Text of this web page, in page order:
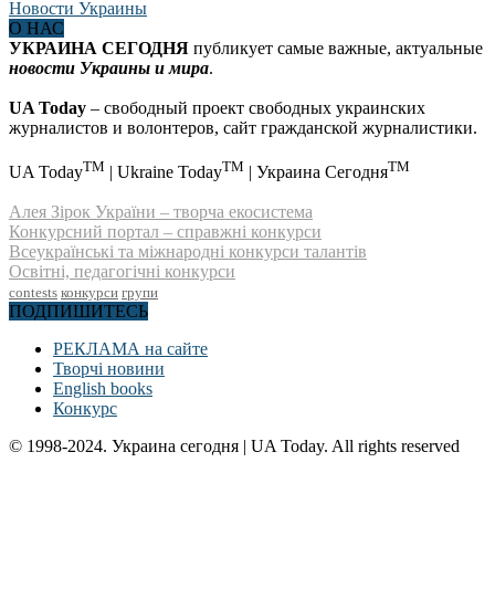
О НАС
УКРАИНА СЕГОДНЯ публикует самые важные, актуальные
новости Украины и мира.
UA Today – свободный проект свободных украинских
журналистов и волонтеров, сайт гражданской журналистики.
UA TodayTM | Ukraine TodayTM | Украина СегодняTM
Алея Зірок України – творча екосистема
Конкурсний портал – справжні конкурси
Всеукраїнські та міжнародні конкурси талантів
Освітні, педагогічні конкурси
contests конкурси групи
ПОДПИШИТЕСЬ
РЕКЛАМА на сайте
Творчі новини
English books
Конкурс
© 1998-2024. Украина сегодня | UA Today. All rights reserved